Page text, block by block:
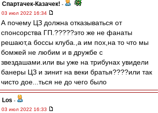
Спартачек-Казачек! -
03 июл 2022 16:34
А почему ЦЗ должна отказываться от
спонсорства ГП.?????это же не фанаты
решают,а боссы клуба.,а им пох,на то что мы
бомжей не любим и в дружбе с
звездашами.или вы уже на трибунах увидели
банеры ЦЗ и зинит на веки братья????или так
чисто дое...ться не до чего было
Los -
03 июл 2022 16:33